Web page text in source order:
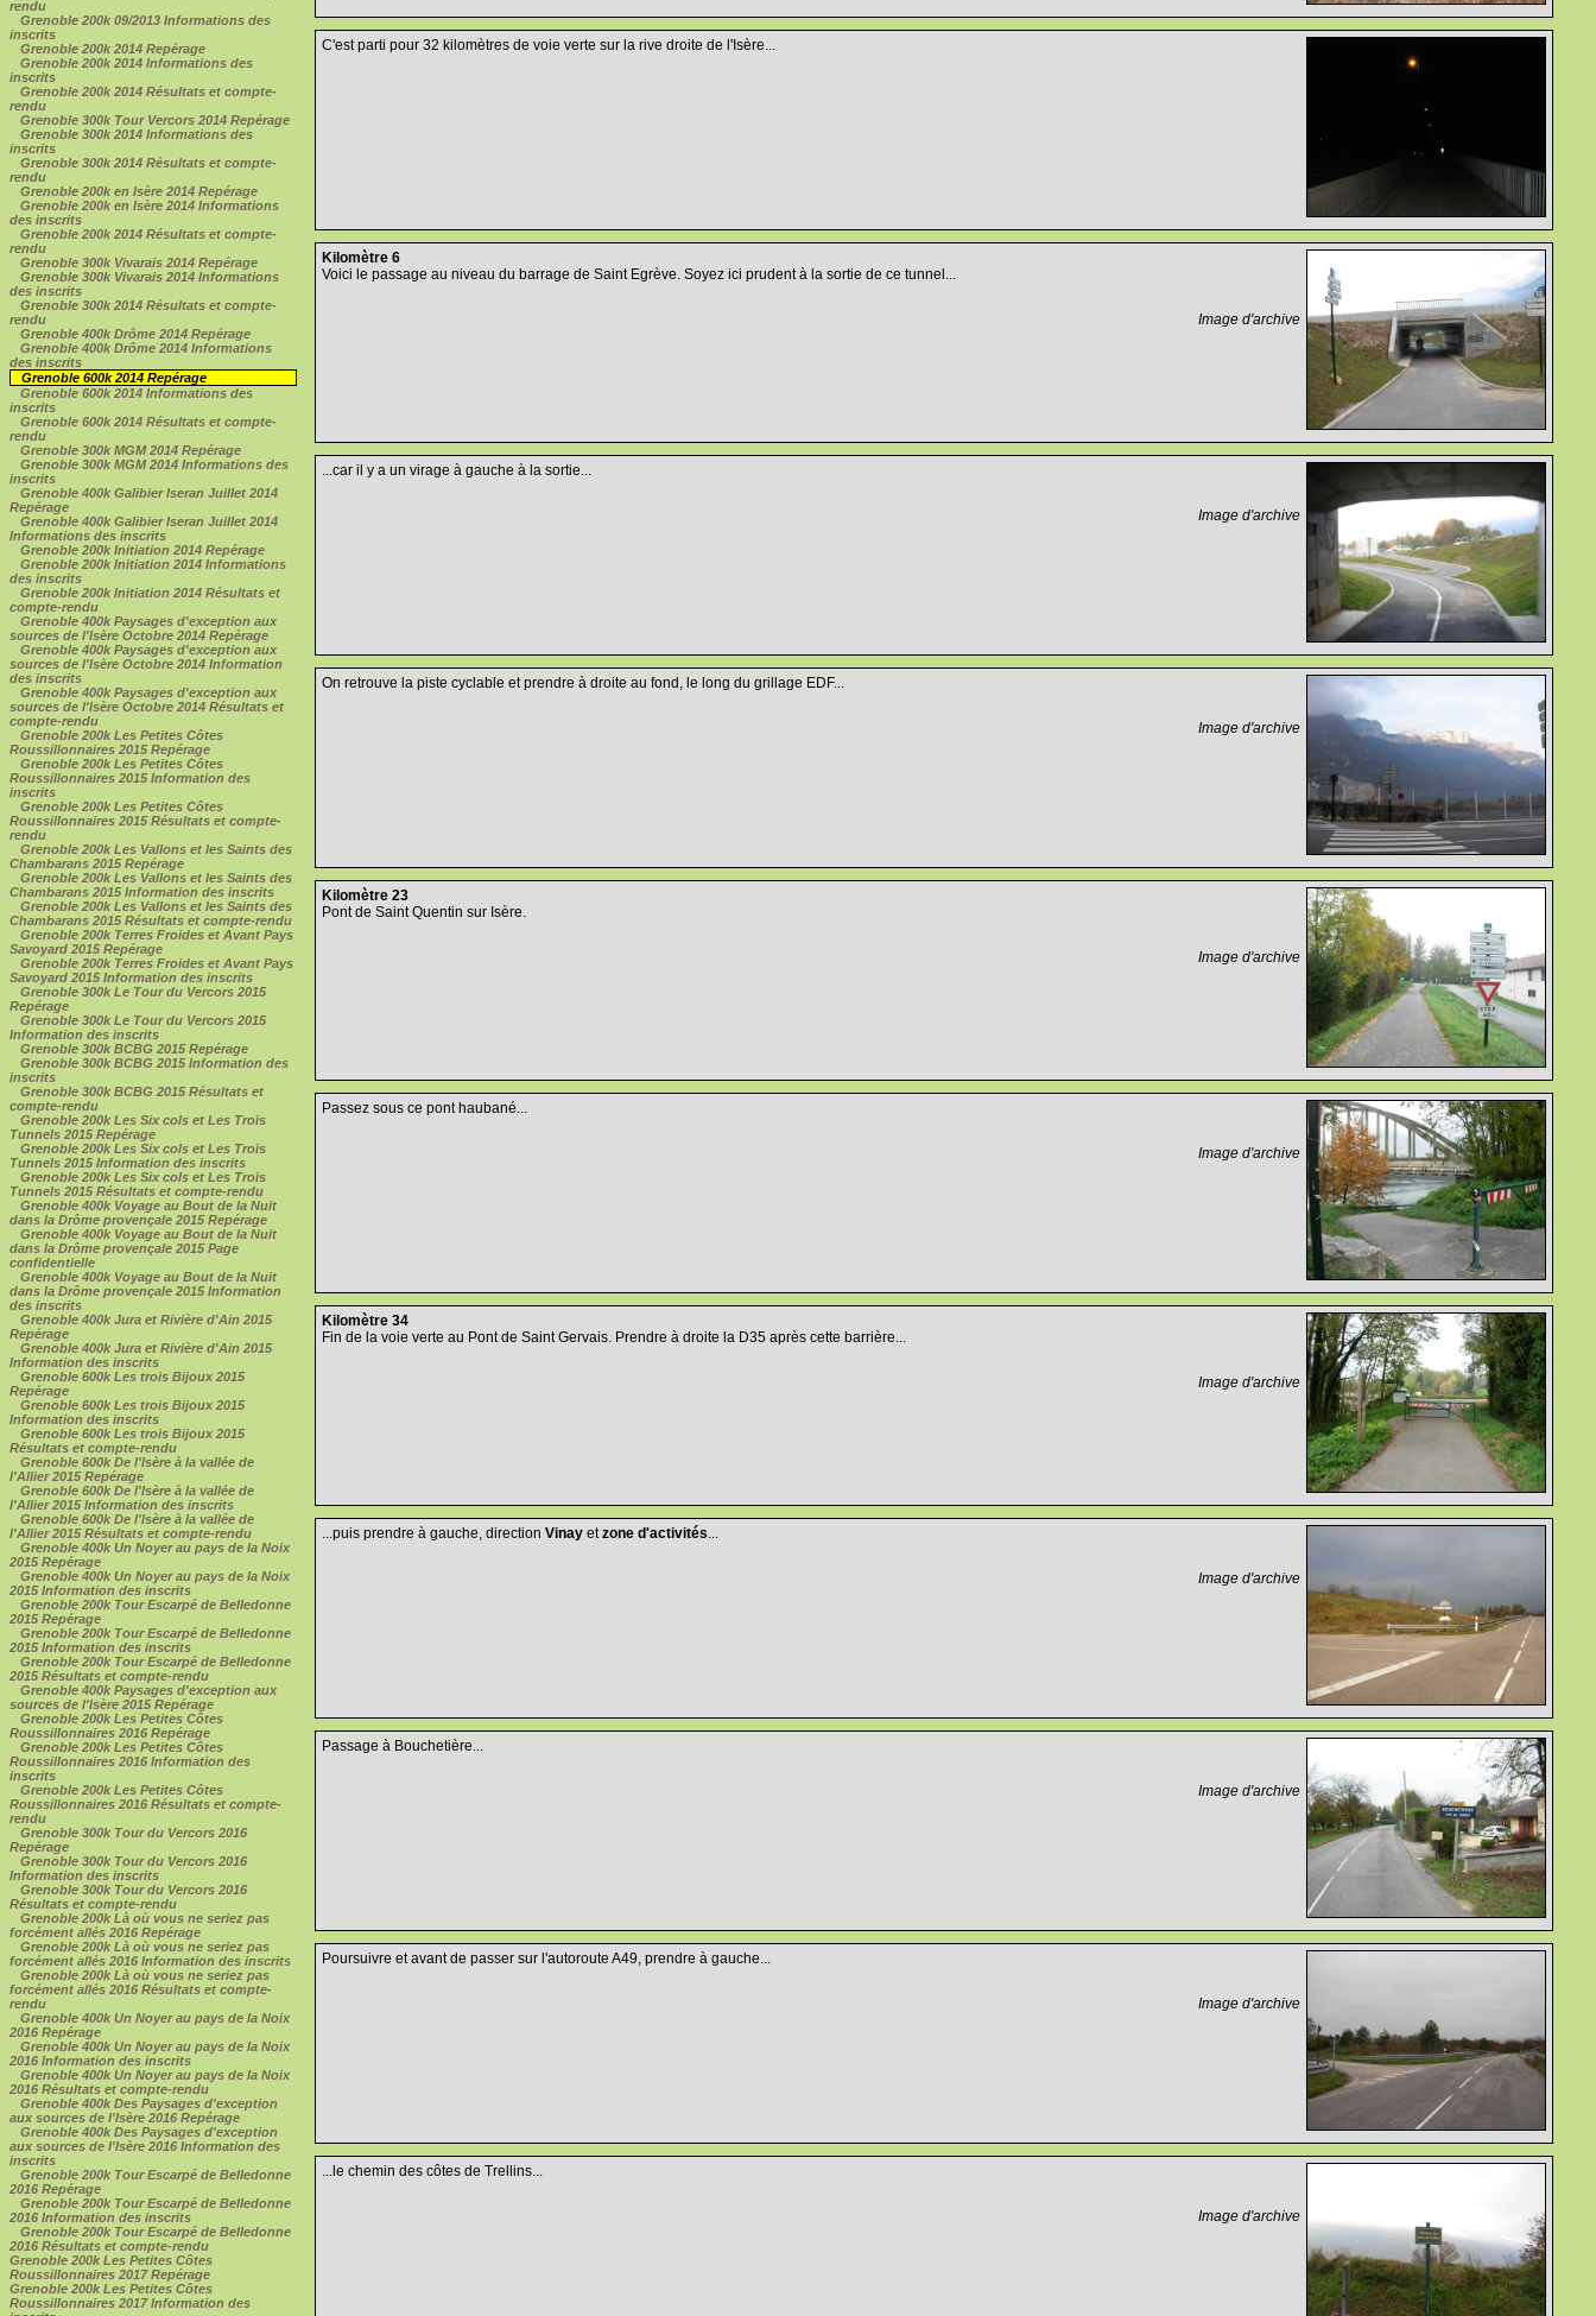
rendu
Grenoble 200k 09/2013 Informations des
inscrits
Grenoble 200k 2014 Repérage
Grenoble 200k 2014 Informations des
inscrits
Grenoble 200k 2014 Résultats et compte-
rendu
Grenoble 300k Tour Vercors 2014 Repérage
Grenoble 300k 2014 Informations des
inscrits
Grenoble 300k 2014 Résultats et compte-
rendu
Grenoble 200k en Isère 2014 Repérage
Grenoble 200k en Isère 2014 Informations
des inscrits
Grenoble 200k 2014 Résultats et compte-
rendu
Grenoble 300k Vivarais 2014 Repérage
Grenoble 300k Vivarais 2014 Informations
des inscrits
Grenoble 300k 2014 Résultats et compte-
rendu
Grenoble 400k Drôme 2014 Repérage
Grenoble 400k Drôme 2014 Informations
des inscrits
Grenoble 600k 2014 Repérage
Grenoble 600k 2014 Informations des
inscrits
Grenoble 600k 2014 Résultats et compte-
rendu
Grenoble 300k MGM 2014 Repérage
Grenoble 300k MGM 2014 Informations des
inscrits
Grenoble 400k Galibier Iseran Juillet 2014
Repérage
Grenoble 400k Galibier Iseran Juillet 2014
Informations des inscrits
Grenoble 200k Initiation 2014 Repérage
Grenoble 200k Initiation 2014 Informations
des inscrits
Grenoble 200k Initiation 2014 Résultats et
compte-rendu
Grenoble 400k Paysages d'exception aux
sources de l'Isère Octobre 2014 Repérage
Grenoble 400k Paysages d'exception aux
sources de l'Isère Octobre 2014 Information
des inscrits
Grenoble 400k Paysages d'exception aux
sources de l'Isère Octobre 2014 Résultats et
compte-rendu
Grenoble 200k Les Petites Côtes
Roussillonnaires 2015 Repérage
Grenoble 200k Les Petites Côtes
Roussillonnaires 2015 Information des
inscrits
Grenoble 200k Les Petites Côtes
Roussillonnaires 2015 Résultats et compte-
rendu
Grenoble 200k Les Vallons et les Saints des
Chambarans 2015 Repérage
Grenoble 200k Les Vallons et les Saints des
Chambarans 2015 Information des inscrits
Grenoble 200k Les Vallons et les Saints des
Chambarans 2015 Résultats et compte-rendu
Grenoble 200k Terres Froides et Avant Pays
Savoyard 2015 Repérage
Grenoble 200k Terres Froides et Avant Pays
Savoyard 2015 Information des inscrits
Grenoble 300k Le Tour du Vercors 2015
Repérage
Grenoble 300k Le Tour du Vercors 2015
Information des inscrits
Grenoble 300k BCBG 2015 Repérage
Grenoble 300k BCBG 2015 Information des
inscrits
Grenoble 300k BCBG 2015 Résultats et
compte-rendu
Grenoble 200k Les Six cols et Les Trois
Tunnels 2015 Repérage
Grenoble 200k Les Six cols et Les Trois
Tunnels 2015 Information des inscrits
Grenoble 200k Les Six cols et Les Trois
Tunnels 2015 Résultats et compte-rendu
Grenoble 400k Voyage au Bout de la Nuit
dans la Drôme provençale 2015 Repérage
Grenoble 400k Voyage au Bout de la Nuit
dans la Drôme provençale 2015 Page
confidentielle
Grenoble 400k Voyage au Bout de la Nuit
dans la Drôme provençale 2015 Information
des inscrits
Grenoble 400k Jura et Rivière d'Ain 2015
Repérage
Grenoble 400k Jura et Rivière d'Ain 2015
Information des inscrits
Grenoble 600k Les trois Bijoux 2015
Repérage
Grenoble 600k Les trois Bijoux 2015
Information des inscrits
Grenoble 600k Les trois Bijoux 2015
Résultats et compte-rendu
Grenoble 600k De l'Isère à la vallée de
l'Allier 2015 Repérage
Grenoble 600k De l'Isère à la vallée de
l'Allier 2015 Information des inscrits
Grenoble 600k De l'Isère à la vallée de
l'Allier 2015 Résultats et compte-rendu
Grenoble 400k Un Noyer au pays de la Noix
2015 Repérage
Grenoble 400k Un Noyer au pays de la Noix
2015 Information des inscrits
Grenoble 200k Tour Escarpé de Belledonne
2015 Repérage
Grenoble 200k Tour Escarpé de Belledonne
2015 Information des inscrits
Grenoble 200k Tour Escarpé de Belledonne
2015 Résultats et compte-rendu
Grenoble 400k Paysages d'exception aux
sources de l'Isère 2015 Repérage
Grenoble 200k Les Petites Côtes
Roussillonnaires 2016 Repérage
Grenoble 200k Les Petites Côtes
Roussillonnaires 2016 Information des
inscrits
Grenoble 200k Les Petites Côtes
Roussillonnaires 2016 Résultats et compte-
rendu
Grenoble 300k Tour du Vercors 2016
Repérage
Grenoble 300k Tour du Vercors 2016
Information des inscrits
Grenoble 300k Tour du Vercors 2016
Résultats et compte-rendu
Grenoble 200k Là où vous ne seriez pas
forcément allés 2016 Repérage
Grenoble 200k Là où vous ne seriez pas
forcément allés 2016 Information des inscrits
Grenoble 200k Là où vous ne seriez pas
forcément allés 2016 Résultats et compte-
rendu
Grenoble 400k Un Noyer au pays de la Noix
2016 Repérage
Grenoble 400k Un Noyer au pays de la Noix
2016 Information des inscrits
Grenoble 400k Un Noyer au pays de la Noix
2016 Résultats et compte-rendu
Grenoble 400k Des Paysages d'exception
aux sources de l'Isère 2016 Repérage
Grenoble 400k Des Paysages d'exception
aux sources de l'Isère 2016 Information des
inscrits
Grenoble 200k Tour Escarpé de Belledonne
2016 Repérage
Grenoble 200k Tour Escarpé de Belledonne
2016 Information des inscrits
Grenoble 200k Tour Escarpé de Belledonne
2016 Résultats et compte-rendu
Grenoble 200k Les Petites Côtes
Roussillonnaires 2017 Repérage
Grenoble 200k Les Petites Côtes
Roussillonnaires 2017 Information des
C'est parti pour 32 kilomètres de voie verte sur la rive droite de l'Isère...
Kilomètre 6
Voici le passage au niveau du barrage de Saint Egrève. Soyez ici prudent à la sortie de ce tunnel...
Image d'archive
...car il y a un virage à gauche à la sortie...
Image d'archive
On retrouve la piste cyclable et prendre à droite au fond, le long du grillage EDF...
Image d'archive
Kilomètre 23
Pont de Saint Quentin sur Isère.
Image d'archive
Passez sous ce pont haubané...
Image d'archive
Kilomètre 34
Fin de la voie verte au Pont de Saint Gervais. Prendre à droite la D35 après cette barrière...
Image d'archive
...puis prendre à gauche, directionVinay etzone d'activités...
Image d'archive
Passage à Bouchetière...
Image d'archive
Poursuivre et avant de passer sur l'autoroute A49, prendre à gauche...
Image d'archive
...le chemin des côtes de Trellins...
Image d'archive